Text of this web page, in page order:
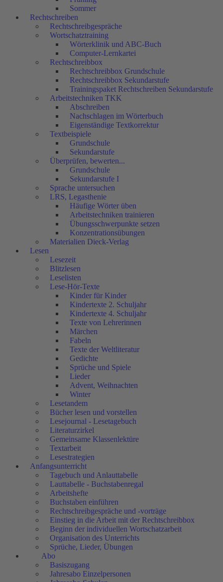
Sommer
Rechtschreiben
Rechtschreibgespräche
Wortschatztraining
Wörterklinik und ABC-Buch
Computer-Lernkartei
Rechtschreibbox
Rechtschreibbox Grundschule
Rechtschreibbox Sekundarstufe
Trainingspaket Rechtschreiben Sekundarstufe
Arbeitstechniken TKK
Abschreiben
Nachschlagen im Wörterbuch
Eigenständige Textkorrektur
Textbeispiele
Grundschule
Sekundarstufe
Überprüfen, bewerten...
Grundschule
Sekundarstufe I
Sprache untersuchen
LRS, Legasthenie
Häufige Wörter üben
Arbeitstechniken trainieren
Übungsschwerpunkte setzen
Konzentrationsübungen
Materialien Dieck-Verlag
Lesen
Lesezeit
Blitzlesen
Leselisten
Lese-Hör-Texte
Kinder für Kinder
Kindertexte 2. Schuljahr
Kindertexte 4. Schuljahr
Texte von Lehrerinnen
Märchen
Fabeln
Texte der Weltliteratur
Gedichte
Sprüche und Spiele
Lieder
Advent, Weihnachten
Winter
Lesetandem
Bücher lesen und vorstellen
Lesejournal - Lesetagebuch
Literaturzirkel
Gemeinsame Klassenlektüre
Textarbeit
Lesestrategien
Anfangsunterricht
Tagebuch und Anlauttabelle
Lauttabelle - Buchstabenregal
Arbeitshefte
Buchstaben einführen
Rechtschreibgespräche und -vorträge
Einstieg in die Arbeit mit der Rechtschreibbox
Beginn der individuellen Wortschatzarbeit
Organisation des Unterrichts
Sprüche, Lieder, Übungen
Abo
Basiszugang
Jahresabo Einzelpersonen